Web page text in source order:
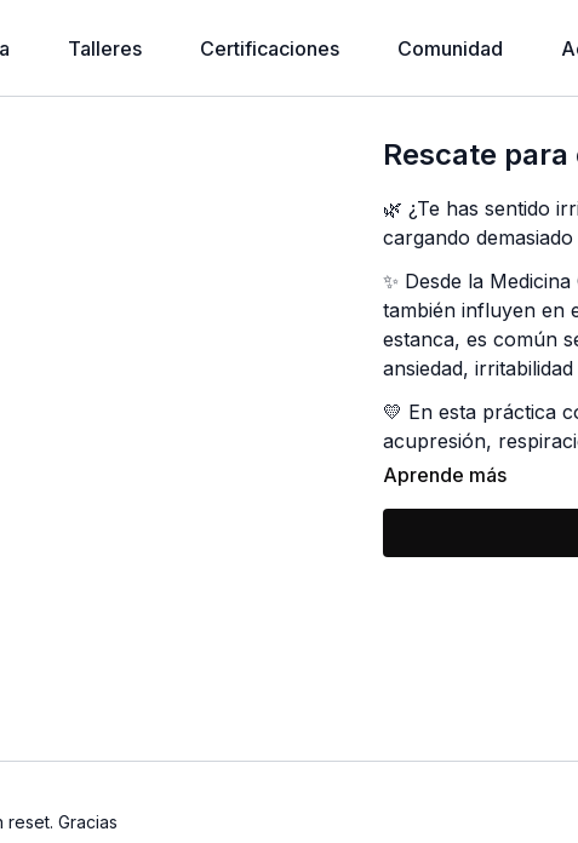
Talleres Certificaciones Comunidad
Rescate
🌿 ¿Te has sentido
cargando
✨ Desde la
también influyen en
estanca, es común
ansiedad,
💛 En esta práctica
acupresión,
a liberar el
🌊 Trabajaremos
Aprende más
Gracias